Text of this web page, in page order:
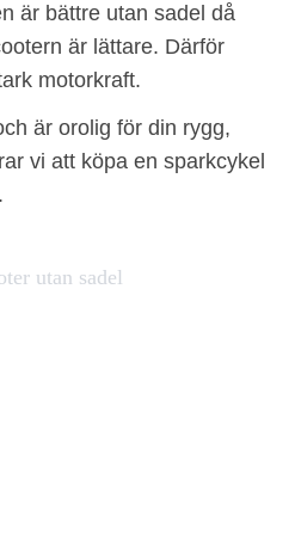
är bättre utan sadel då
är lättare. Därför
motorkraft.
är orolig för din rygg,
vi att köpa en sparkcykel
utan sadel